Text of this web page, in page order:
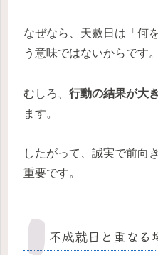
なぜなら、天赦日は「何
う意味ではないからです。
むしろ、 行動の結果が大
ます。
したがって、誠実で前向
重要です。
不成就日と重なる